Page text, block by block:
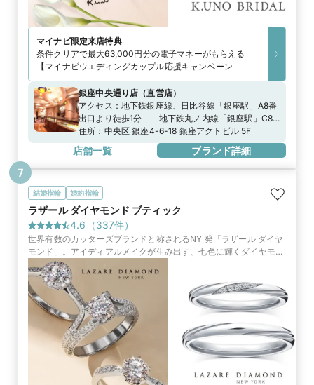
マイナビ限定来店特典
条件クリアで最大63,000円分の電子マネーがもらえる
【マイナビウエディングカップル応援キャンペーン
銀座中央通り店 （直営店）
アクセス： 地下鉄銀座線、日比谷線「銀座駅」A8番
出口より徒歩1分 地下鉄丸ノ内線「銀座駅」C8
番出口より徒歩2分
住所： 中央区 銀座4-6-18 銀座アクトビル 5F
店舗一覧 ブランド詳細
結婚指輪 婚約指輪
ラザール ダイヤモンド ブティック
4.6 （337件）
世界有数のカッターズブランドと称されるNY 発「ラザール ダイヤ
モンド」。アイディアルメイクが生み出す、七色に輝くダイヤモン
ドは、最高峰を求める人々に選ばれています。
7